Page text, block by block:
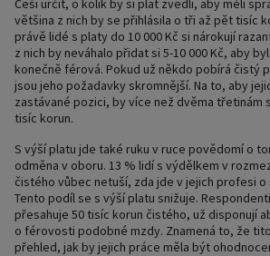
Češi určit, o kolik by si plat zvedli, aby měli
většina z nich by se přihlásila o tři až pět tisíc
právě lidé s platy do 10 000 Kč si nárokují
z nich by neváhalo přidat si 5-10 000 Kč, aby
konečně férová. Pokud už někdo pobírá čistý
jsou jeho požadavky skromnější. Na to, aby
zastávané pozici, by více než dvěma třetinám
tisíc korun.
S výší platu jde také ruku v ruce povědomí o
odměna v oboru. 13 % lidí s výdělkem v
čistého vůbec netuší, zda jde v jejich profesi o
Tento podíl se s výší platu snižuje.
přesahuje 50 tisíc korun čistého, už disponují
o férovosti podobné mzdy. Znamená to, že
přehled, jak by jejich práce měla být